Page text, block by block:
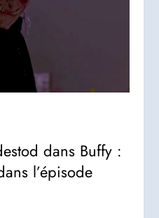
dans Buffy :
l’épisode